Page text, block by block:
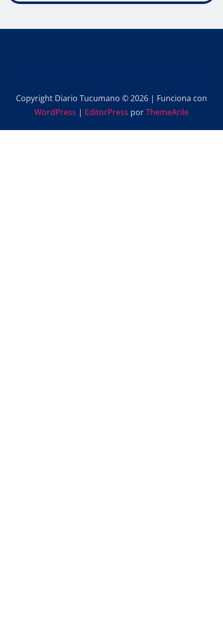
Copyright Diario Tucumano © 2026 | Funciona con
WordPress | EditorPress porThemeArile